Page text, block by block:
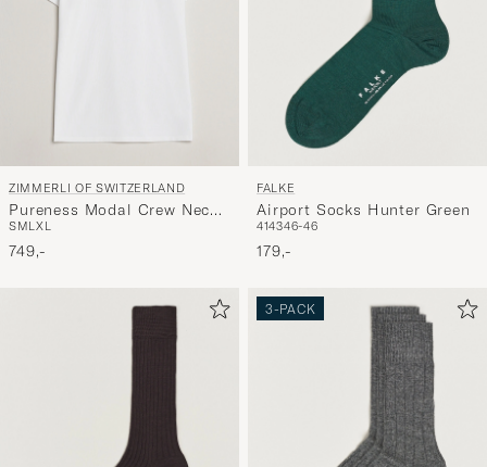
ZIMMERLI OF SWITZERLAND
Pureness Modal Crew Neck
T-Shirt White
SMLXL
749,-
FALKE
Airport Socks Hunter Green
414346-46
179,-
3-PACK